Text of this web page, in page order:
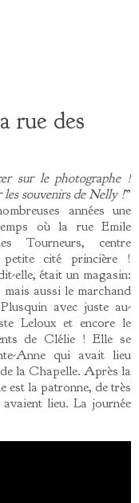
rue des
sur le photographe !
souvenirs de Nelly !”
années une
où la rue Emile
Tourneurs, centre
cité princière !
elle, était un magasin:
aussi le marchand
avec juste au-
Leloux et encore le
de Clélie ! Elle se
Anne qui avait lieu
la Chapelle. Après la
est la patronne, de très
lieu. La journée